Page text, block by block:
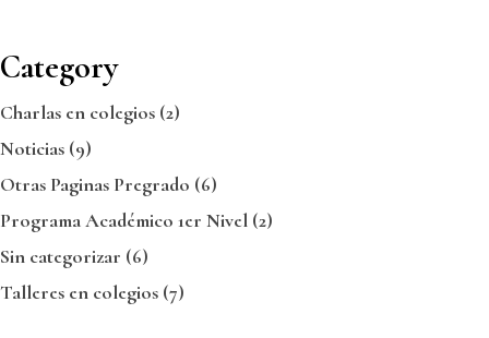
Category
Charlas en colegios (2)
Noticias (9)
Otras Paginas Pregrado (6)
Programa Académico 1er Nivel (2)
Sin categorizar (6)
Talleres en colegios (7)